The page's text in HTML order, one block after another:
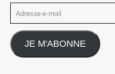
Adresse e-mail
JE M'ABONNE